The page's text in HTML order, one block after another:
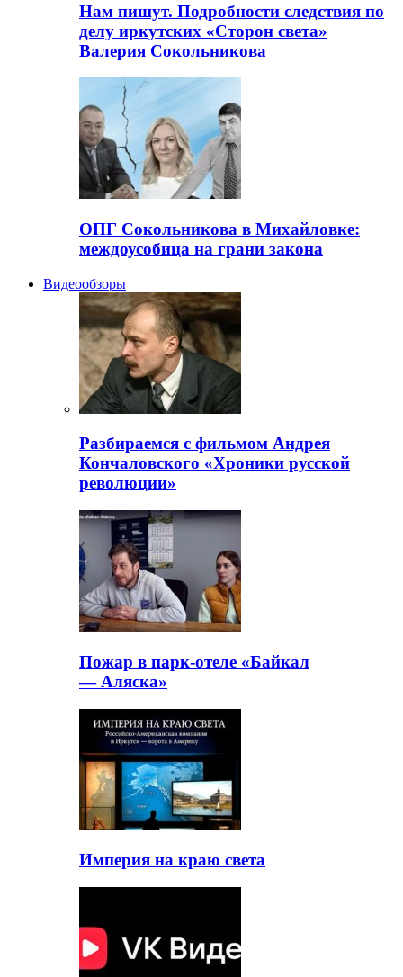
Нам пишут. Подробности следствия по
делу иркутских «Сторон света»
Валерия Сокольникова
ОПГ Сокольникова в Михайловке:
междоусобица на грани закона
Видеообзоры
Разбираемся с фильмом Андрея
Кончаловского «Хроники русской
революции»
Пожар в парк-отеле «Байкал
— Аляска»
Империя на краю света